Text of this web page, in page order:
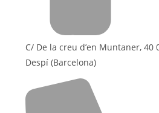
C/ De la creu d’en Muntaner, 40
Despí (Barcelona)